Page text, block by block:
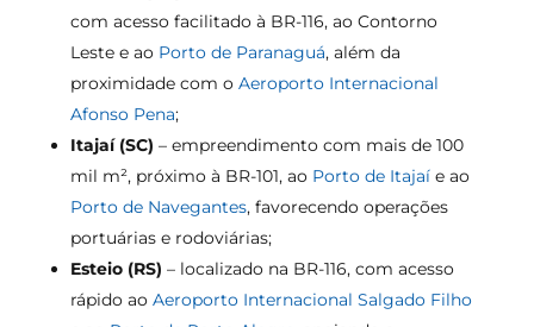
com acesso facilitado à BR-116, ao Contorno
Leste e ao Porto de Paranaguá, além da
proximidade com o Aeroporto Internacional
Afonso Pena;
Itajaí (SC) – empreendimento com mais de 100
mil m², próximo à BR-101, ao Porto de Itajaíe ao
Porto de Navegantes, favorecendo operações
portuárias e rodoviárias;
Esteio (RS) – localizado na BR-116, com acesso
rápido ao Aeroporto Internacional Salgado Filho